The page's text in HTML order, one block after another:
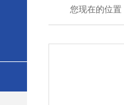
您现在的位置